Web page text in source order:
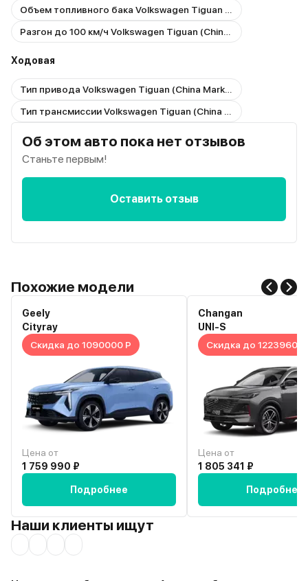
Ходовая
Об этом авто пока нет отзывов
Станьте первым!
Оставить отзыв
Похожие модели
Geely
Cityray
Скидка до 1090000 Р
Цена от
1 759 990 ₽
Подробнее
Changan
UNI-S
Скидка до 1223960 Р
Цена от
1 805 341 ₽
Подробнее
Наши клиенты ищут